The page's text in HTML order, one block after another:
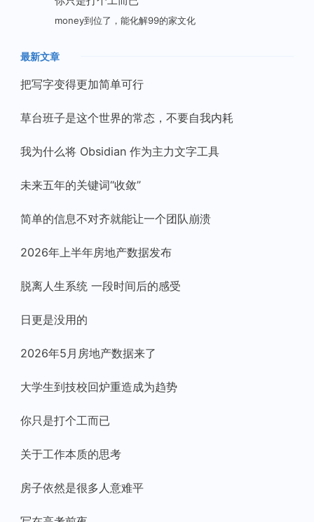
money到位了，能化解99的家文化
最新文章
把写字变得更加简单可行
草台班子是这个世界的常态，不要自我内耗
我为什么将 Obsidian 作为主力文字工具
未来五年的关键词“收敛”
简单的信息不对齐就能让一个团队崩溃
2026年上半年房地产数据发布
脱离人生系统 一段时间后的感受
日更是没用的
2026年5月房地产数据来了
大学生到技校回炉重造成为趋势
你只是打个工而已
关于工作本质的思考
房子依然是很多人意难平